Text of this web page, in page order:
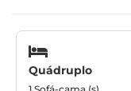
Quádruplo
1 Sofá-cama (s)